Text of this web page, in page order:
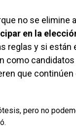
no se elimine
en la
reglas y si están
como candidatos
que continúen
pero no